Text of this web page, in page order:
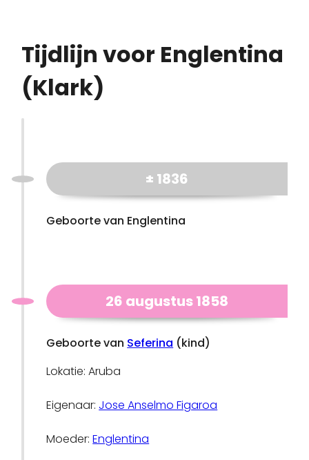
Tijdlijn voor Englentina
(Klark)
± 1836
Geboorte van Englentina
26 augustus 1858
Geboorte van Seferina (kind)
Lokatie: Aruba
Eigenaar: Jose Anselmo Figaroa
Moeder:Englentina